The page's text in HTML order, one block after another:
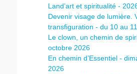
Land’art et spiritualité -
Devenir visage de lumière.
transfiguration - du 10 au
Le clown, un chemin de
octobre 2026
En chemin d’Essentiel -
2026